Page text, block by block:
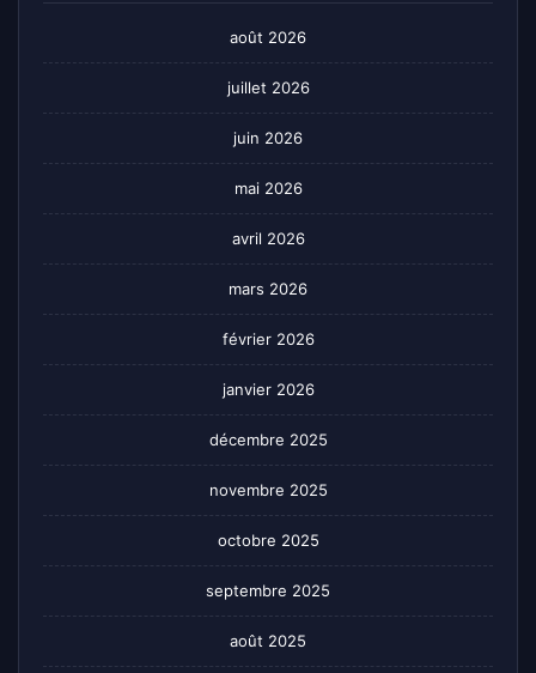
août 2026
juillet 2026
juin 2026
mai 2026
avril 2026
mars 2026
février 2026
janvier 2026
décembre 2025
novembre 2025
octobre 2025
septembre 2025
août 2025